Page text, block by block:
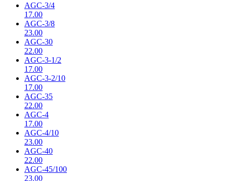
AGC-3/4
17.00
AGC-3/8
23.00
AGC-30
22.00
AGC-3-1/2
17.00
AGC-3-2/10
17.00
AGC-35
22.00
AGC-4
17.00
AGC-4/10
23.00
AGC-40
22.00
AGC-45/100
23.00